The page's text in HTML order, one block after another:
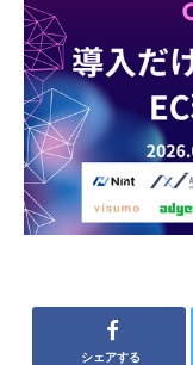
シェアする